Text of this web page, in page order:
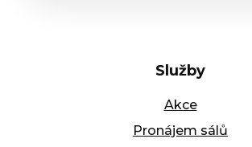
Služby
Akce
Pronájem sálů